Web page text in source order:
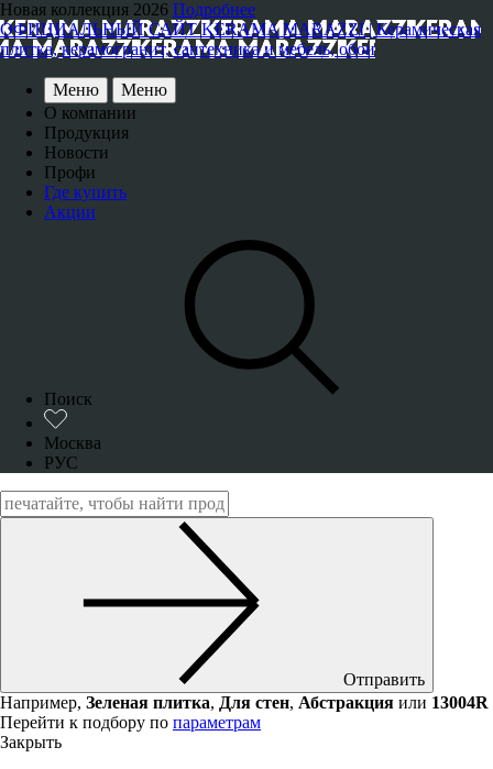
Новая коллекция 2026 Подробнее
ОФИЦИАЛЬНЫЙ САЙТ KERAMA MARAZZI | Керамическая
плитка, керамогранит, сантехника и мебель, обои
Меню
Меню
О компании
Продукция
Новости
Профи
Где купить
Акции
Поиск
Москва
РУС
Отправить
Например, Зеленая плитка, Для стен, Абстракция или 13004R
Перейти к подбору по параметрам
Закрыть